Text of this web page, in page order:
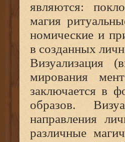
являются:
магия
номические и
в созданных
Визуализация
мирования
заключается в
образов.
направления
различные